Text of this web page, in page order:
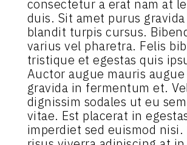
consectetur a erat nam at
duis. Sit amet purus
blandit turpis cursus.
varius vel pharetra. Felis
tristique et egestas quis
Auctor augue mauris
gravida in fermentum et.
dignissim sodales ut eu
vitae. Est placerat in
imperdiet sed euismod